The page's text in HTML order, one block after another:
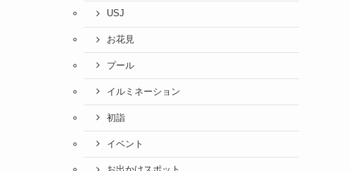
USJ
お花見
プール
イルミネーション
初詣
イベント